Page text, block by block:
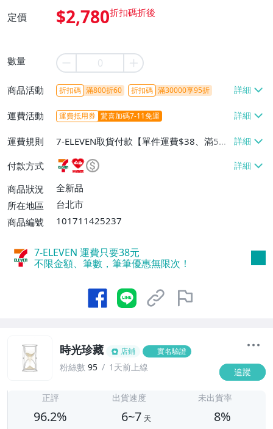
定價 $2,780
數量
商品活動 折扣碼 滿800折60 折扣碼 滿30000享95折
運費活動 運費抵用券 驚喜加碼7-11免運
運費規則
7-ELEVEN取貨付款【單件運費$38、滿5件
或消費滿$1298免運費】、7-ELEVEN取貨
不付款【免運費】、萊爾富取貨付款【單件
運費$60、滿5件或消費滿$1298免運
費】、宅配/貨運【單件運費$120、滿5件
付款方式
商品狀況
全新品
所在地區
台北市
商品編號
101711425237
7-ELEVEN 運費只要38元
不限金額、筆數，筆筆優惠無限次！
時光珍藏 店鋪 實名驗證
粉絲數 95 1天前上線 追蹤
正評
96.2%
出貨速度
6~7 天
未出貨率
8%